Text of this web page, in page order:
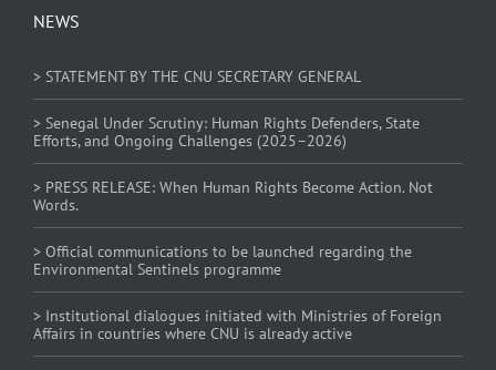
NEWS
> STATEMENT BY THE CNU SECRETARY GENERAL
> Senegal Under Scrutiny: Human Rights Defenders, State
Efforts, and Ongoing Challenges (2025–2026)
> PRESS RELEASE: When Human Rights Become Action. Not
Words.
> Official communications to be launched regarding the
Environmental Sentinels programme
> Institutional dialogues initiated with Ministries of Foreign
Affairs in countries where CNU is already active